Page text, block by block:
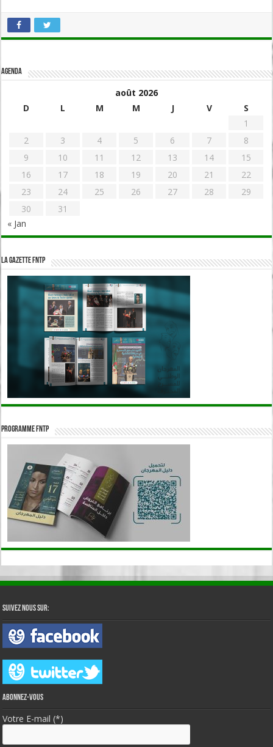
Agenda
août 2026
D
L M M J V
S
1
2
3 4 5 6 7
8
9
10 11 12 13 14
15
16
17 18 19 20 21
22
23
24 25 26 27 28
29
30
31
« Jan
La Gazette FNTP
Programme FNTP
Suivez nous sur:
Abonnez-vous
Votre E-mail (*)